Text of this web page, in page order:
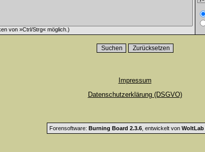
von »Ctrl/Strg« möglich.)
Impressum
Datenschutzerklärung (DSGVO)
Forensoftware: Burning Board 2.3.6, entwickelt von WoltLab